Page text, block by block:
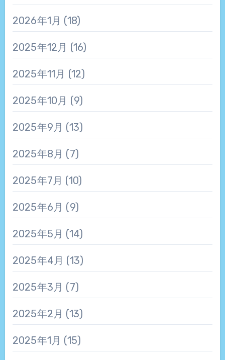
2026年1月 (18)
2025年12月 (16)
2025年11月 (12)
2025年10月 (9)
2025年9月 (13)
2025年8月 (7)
2025年7月 (10)
2025年6月 (9)
2025年5月 (14)
2025年4月 (13)
2025年3月 (7)
2025年2月 (13)
2025年1月 (15)